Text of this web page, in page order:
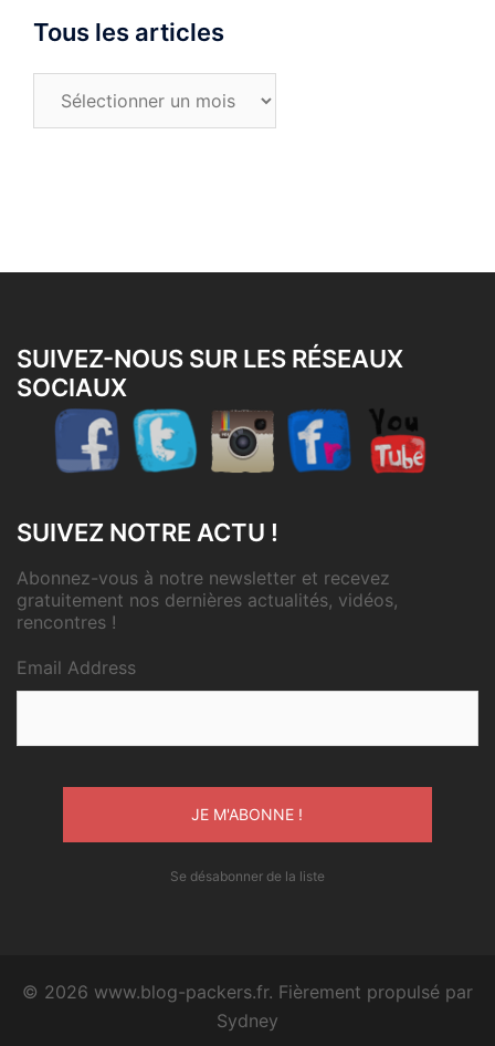
Tous les articles
SUIVEZ-NOUS SUR LES RÉSEAUX
SOCIAUX
SUIVEZ NOTRE ACTU !
Abonnez-vous à notre newsletter et recevez
gratuitement nos dernières actualités, vidéos,
rencontres !
Email Address
Se désabonner de la liste
© 2026 www.blog-packers.fr. Fièrement propulsé par
Sydney